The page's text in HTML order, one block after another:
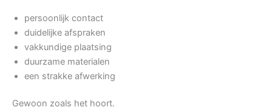
persoonlijk contact
duidelijke afspraken
vakkundige plaatsing
duurzame materialen
een strakke afwerking
Gewoon zoals het hoort.